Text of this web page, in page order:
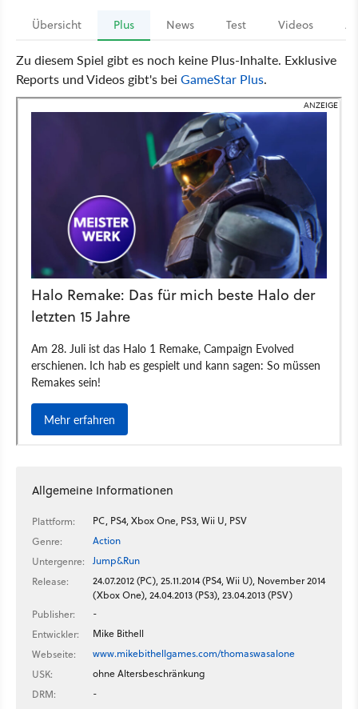
Übersicht Plus News Test Videos
Zu diesem Spiel gibt es noch keine Plus-Inhalte. Exklusive
Reports und Videos gibt's bei GameStar Plus.
Allgemeine Informationen
Plattform:
PC, PS4, Xbox One, PS3, Wii U, PSV
Genre:
Action
Untergenre:
Jump&Run
Release:
24.07.2012 (PC), 25.11.2014 (PS4, Wii U), November 2014
(Xbox One), 24.04.2013 (PS3), 23.04.2013 (PSV)
Publisher:
-
Entwickler:
Mike Bithell
Webseite:
www.mikebithellgames.com/thomaswasalone
USK:
ohne Altersbeschränkung
DRM:
-